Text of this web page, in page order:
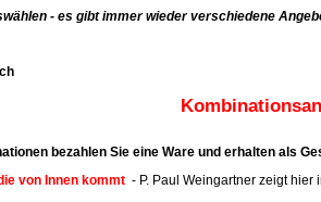
- es gibt immer wieder verschiedene
bezahlen Sie eine Ware und erhalten als
von Innen kommt - P. Paul Weingartner zeigt